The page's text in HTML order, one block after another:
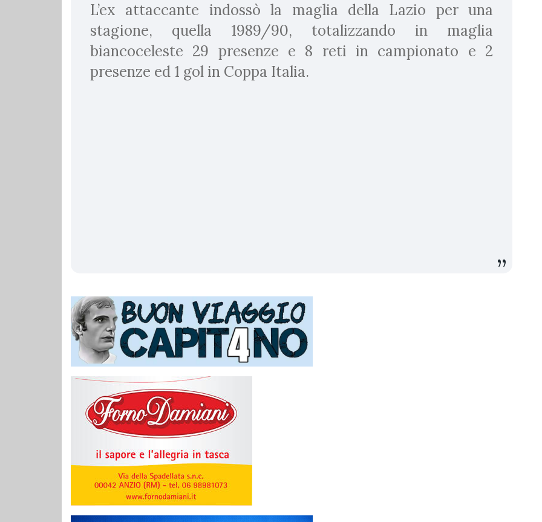
L’ex attaccante indossò la maglia della Lazio per una
stagione, quella 1989/90, totalizzando in maglia
biancoceleste 29 presenze e 8 reti in campionato e 2
presenze ed 1 gol in Coppa Italia.